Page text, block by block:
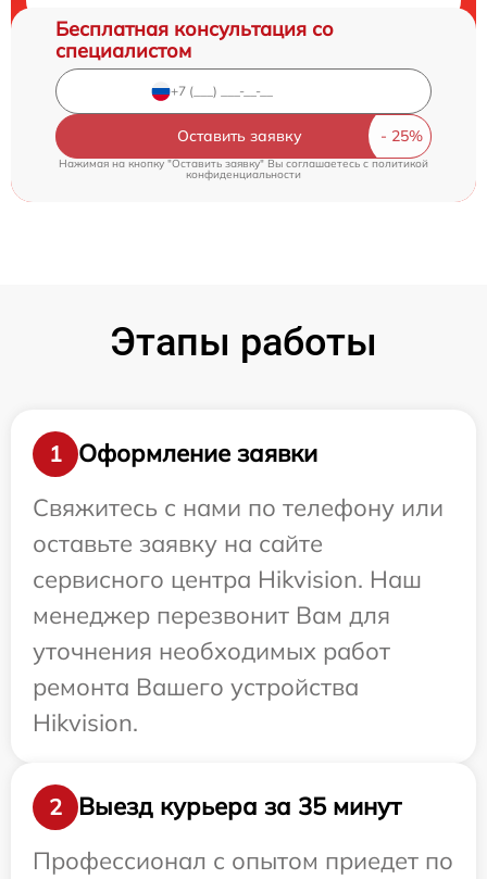
Бесплатная консультация со
специалистом
Оставить заявку
Нажимая на кнопку "Оставить заявку" Вы соглашаетесь cполитикой
конфиденциальности
Этапы работы
1
Оформление заявки
Свяжитесь с нами по телефону или
оставьте заявку на сайте
сервисного центра Hikvision. Наш
менеджер перезвонит Вам для
уточнения необходимых работ
ремонта Вашего устройства
Hikvision.
2
Выезд курьера за 35 минут
Профессионал с опытом приедет по